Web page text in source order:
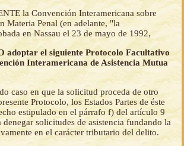
la Convención Interamericana sobre
Materia Penal (en adelante, "la
en Nassau el 23 de mayo de 1992,
adoptar el siguiente Protocolo Facultativo
Interamericana de Asistencia Mutua
caso en que la solicitud proceda de otro
Protocolo, los Estados Partes de éste
estipulado en el párrafo f) del artículo 9
solicitudes de asistencia fundando la
en el carácter tributario del delito.